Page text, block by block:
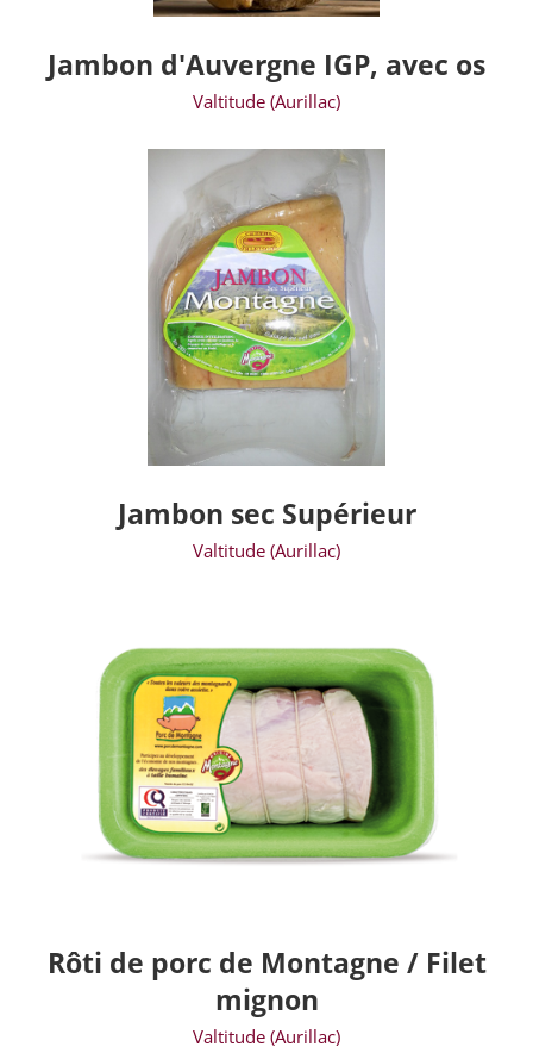
Jambon d'Auvergne IGP, avec os
Valtitude (Aurillac)
Jambon sec Supérieur
Valtitude (Aurillac)
Rôti de porc de Montagne / Filet
mignon
Valtitude (Aurillac)